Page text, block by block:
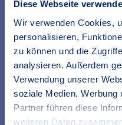
Diese Webseite
Wir verwenden Cookies,
personalisieren,
zu können und die
analysieren. Außerdem
Verwendung unserer
soziale Medien, Werbung
Partner führen diese
weiteren Daten
Neues Passwort *
Neues Passwort